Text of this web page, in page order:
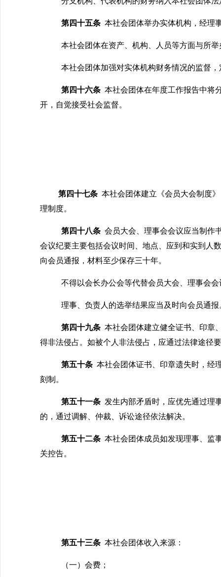
第四十五条 本社会团体举办实体机构，经理
本社会团体在资产、机构、人员等方面与所
本社会团体加强对实体机构财务情况的监督
第四十六条 本社会团体在年度工作报告中将
开，自觉接受社会监督。
第四十七条 本社会团体建立《会员大会制度
理制度。
第四十八条 会员大会、理事会会议应当制作
会议纪要主要包括会议时间、地点、应到和实到人
向会员通报，材料至少保存三十年。
不得以会长办公会等代替会员大会、理事会会
理事、负责人的选举结果应当及时向会员通
第四十九条 本社会团体建立健全证书、印章
得非法侵占。如被个人非法侵占，应通过法律途径
第五十条 本社会团体证书、印章遗失时，经
刻制。
第五十一条 发生内部矛盾时，应优先通过理
的，通过调解、仲裁、诉讼途径依法解决。
第五十二条 本社会团体成员如发现理事、监
关控告。
第五十三条 本社会团体收入来源：
（一）会费；